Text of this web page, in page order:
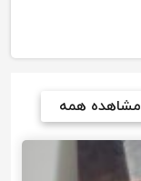
مشاهده همه